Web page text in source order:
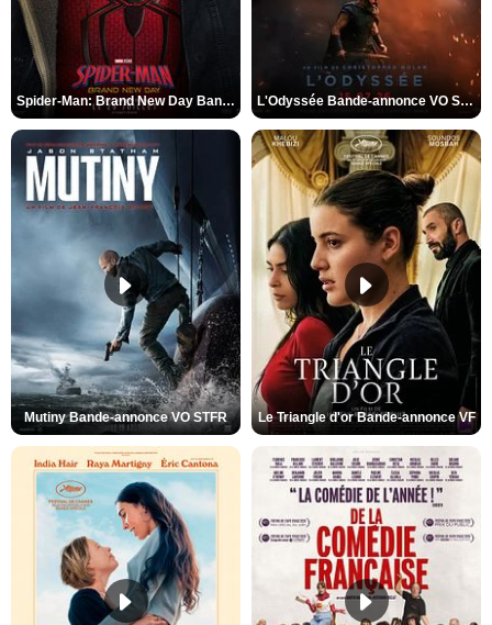
Spider-Man: Brand New Day Bande-annonce VO STFR L'Odyssée Bande-annonce VO STFR
Mutiny Bande-annonce VO STFR Le Triangle d'or Bande-annonce VF